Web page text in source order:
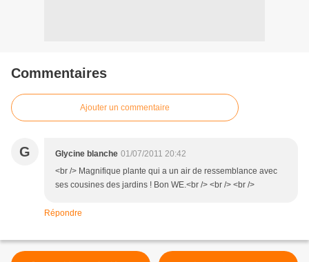
Commentaires
Ajouter un commentaire
G Glycine blanche 01/07/2011 20:42
<br /> Magnifique plante qui a un air de ressemblance avec
ses cousines des jardins ! Bon WE.<br /> <br /> <br />
Répondre